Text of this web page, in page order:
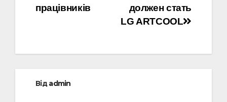
должен стать
LG ARTCOOL
працівників
Відadmin